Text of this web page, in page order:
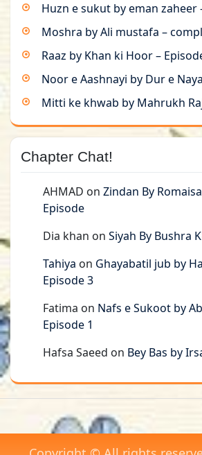
Huzn e sukut by eman zaheer
Moshra by Ali mustafa –
Raaz by Khan ki Hoor –
Noor e Aashnayi by Dur e
Mitti ke khwab by Mahrukh
Chapter Chat!
AHMAD on Zindan By
Episode
Dia khan on Siyah By Bushra
Tahiya on Ghayabatil jub by
Episode 3
Fatima on Nafs e Sukoot by
Episode 1
Hafsa Saeed on Bey Bas by